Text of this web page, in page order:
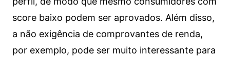
score baixo podem ser aprovados. Além disso,
a não exigência de comprovantes de renda,
por exemplo, pode ser muito interessante para